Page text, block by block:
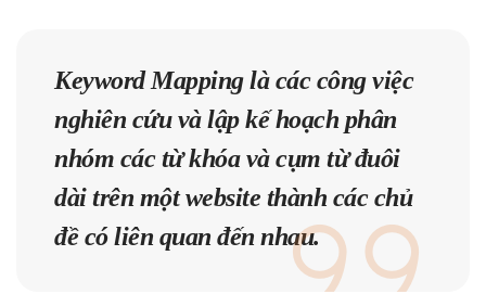
Keyword Mappinglà các công việc
nghiên cứu và lập kế hoạch phân
nhóm các từ khóa và cụm từ đuôi
dài trên một website thành các chủ
đề có liên quan đến nhau.